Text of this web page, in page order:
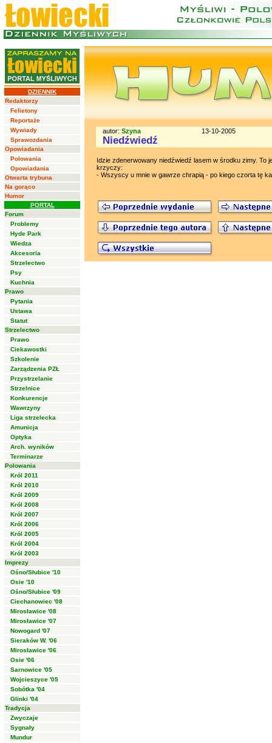
DZIENNIK
Redaktorzy
Felietony
Reportaże
Wywiady
Sprawozdania
Opowiadania
Polowania
Opowiadania
Otwarta trybuna
Na gorąco
Humor
PORTAL
Forum
Problemy
Hyde Park
Wiedza
Akcesoria
Strzelectwo
Psy
Kuchnia
Prawo
Pytania
Ustawa
Statut
Strzelectwo
Prawo
Ciekawostki
Szkolenie
Zarządzenia PZŁ
Przystrzelanie
Strzelnice
Konkurencje
Wawrzyny
Liga strzelecka
Amunicja
Optyka
Arch. wyników
Terminarze
Polowania
Król 2011
Król 2010
Król 2009
Król 2008
Król 2007
Król 2006
Król 2005
Król 2004
Król 2003
Imprezy
Ośno/Słubice '10
Osie '10
Ośno/Słubice '09
Ciechanowiec '08
Mirosławice '08
Mirosławice '07
Nowogard '07
Sieraków W. '06
Mirosławice '06
Osie '06
Sarnowice '05
Wojcieszyce '05
Sobótka '04
Glinki '04
Tradycja
Zwyczaje
Sygnały
Mundur
autor: Szyna 13-10-2005
Niedźwiedź
Idzie zdenerwowany niedźwiedź lasem w środku zimy. To
krzyczy:
- Wszyscy u mnie w gawrze chrapią - po kiego czorta tę